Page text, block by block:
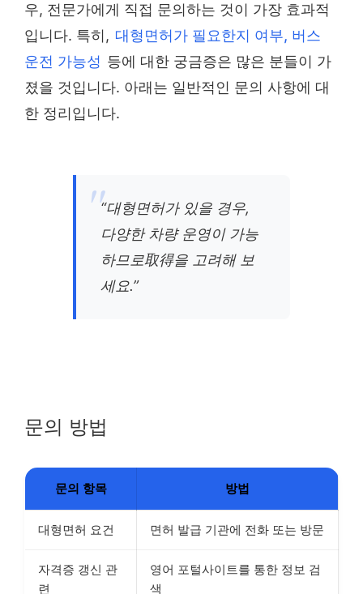
우, 전문가에게 직접 문의하는 것이 가장 효과적
입니다. 특히, 대형면허가 필요한지 여부, 버스
운전 가능성 등에 대한 궁금증은 많은 분들이 가
졌을 것입니다. 아래는 일반적인 문의 사항에 대
한 정리입니다.
“대형면허가 있을 경우,
다양한 차량 운영이 가능
하므로取得을 고려해 보
세요.”
문의 방법
문의 항목 방법
대형면허 요건 면허 발급 기관에 전화 또는 방문
자격증 갱신 관
련
영어 포털사이트를 통한 정보 검
색